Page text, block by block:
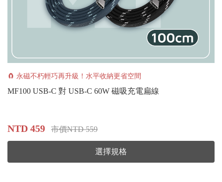
🧲 永磁不朽輕巧再升級！水平收納更省空間
MF100 USB-C 對 USB-C 60W 磁吸充電扁線
NTD 459 市價NTD 559
選擇規格